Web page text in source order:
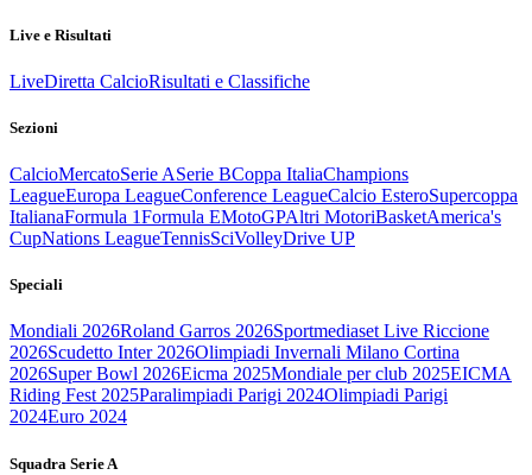
Live e Risultati
LiveDiretta CalcioRisultati e Classifiche
Sezioni
CalcioMercatoSerie ASerie BCoppa ItaliaChampions
LeagueEuropa LeagueConference LeagueCalcio EsteroSupercoppa
ItalianaFormula 1Formula EMotoGPAltri MotoriBasketAmerica's
CupNations LeagueTennisSciVolleyDrive UP
Speciali
Mondiali 2026Roland Garros 2026Sportmediaset Live Riccione
2026Scudetto Inter 2026Olimpiadi Invernali Milano Cortina
2026Super Bowl 2026Eicma 2025Mondiale per club 2025EICMA
Riding Fest 2025Paralimpiadi Parigi 2024Olimpiadi Parigi
2024Euro 2024
Squadra Serie A